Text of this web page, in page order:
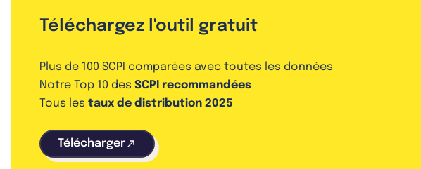
Téléchargez l'outil gratuit
Plus de 100 SCPI comparées avec toutes les données
Notre Top 10 des SCPI recommandées
Tous les taux de distribution 2025
Télécharger